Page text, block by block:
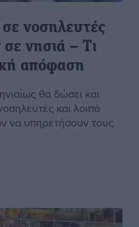
νοσηλευτές
νησιά – Τι
απόφαση
θα δώσει και
και λοιπό
να υπηρετήσουν τους